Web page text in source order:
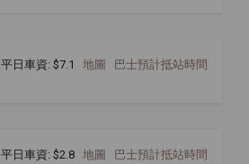
平日車資: $7.1 地圖 巴士預計抵站時間
平日車資: $2.8 地圖 巴士預計抵站時間